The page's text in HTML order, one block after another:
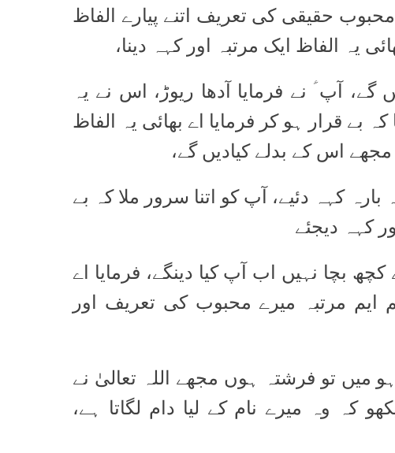
حقیقی کی تعریف اتنے پیارے الفاظ
یہ الفاظ ایک مرتبہ اور کہہ دینا،
آپ ؑ نے فرمایا آدھا ریوڑ، اس نے یہ
کہ بے قرار ہو کر فرمایا اے بھائی یہ الفاظ
اس کے بدلے کیادیں گے،
بارہ کہہ دئیے، آپ کو اتنا سرور ملا کہ بے
کہہ دیجئے
بچا نہیں اب آپ کیا دینگے، فرمایا اے
ایم مرتبہ میرے محبوب کی تعریف اور
میں تو فرشتہ ہوں مجھے اللہ تعالیٰ نے
کہ وہ میرے نام کے لیا دام لگاتا ہے،